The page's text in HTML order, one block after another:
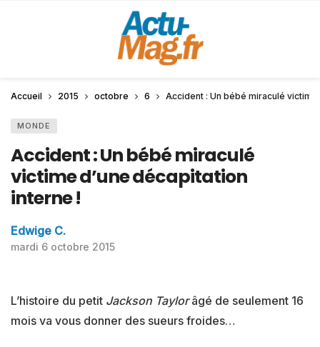
Accueil 2015 octobre 6 Accident : Un bébé miraculé
MONDE
Accident : Un bébé miraculé
victime d’une décapitation
interne !
Edwige C.
mardi 6 octobre 2015
L’histoire du petit Jackson Taylorâgé de seulement 16
mois va vous donner des sueurs froides…